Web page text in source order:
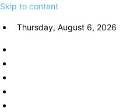
Skip to content
Thursday, August 6, 2026